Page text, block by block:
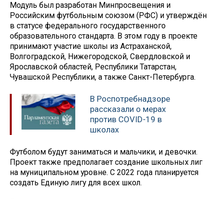
Модуль был разработан Минпросвещения и
Российским футбольным союзом (РФС) и утверждён
в статусе федерального государственного
образовательного стандарта. В этом году в проекте
принимают участие школы из Астраханской,
Волгоградской, Нижегородской, Свердловской и
Ярославской областей, Республики Татарстан,
Чувашской Республики, а также Санкт-Петербурга.
В Роспотребнадзоре
рассказали о мерах
против COVID-19 в
школах
Футболом будут заниматься и мальчики, и девочки.
Проект также предполагает создание школьных лиг
на муниципальном уровне. С 2022 года планируется
создать Единую лигу для всех школ.